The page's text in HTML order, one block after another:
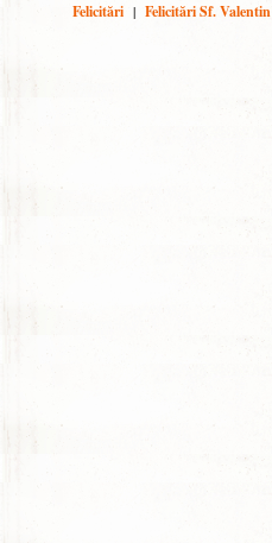
Felicitări | Felicitări Sf. Valentin